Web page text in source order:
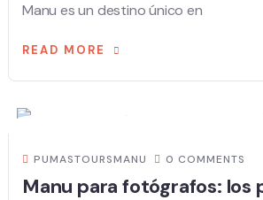
Manu es un destino único en
READ MORE
PUMASTOURSMANU 0 COMMENTS
Manu para fotógrafos: los